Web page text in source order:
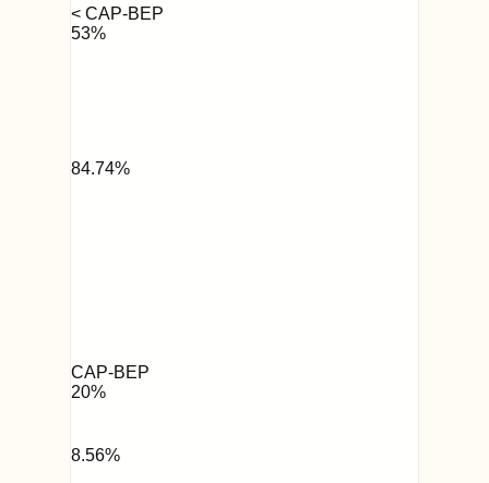
< CAP-BEP
53%
84.74%
CAP-BEP
20%
8.56%